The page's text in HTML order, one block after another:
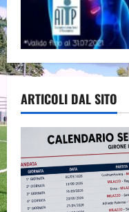
ARTICOLI DAL SITO